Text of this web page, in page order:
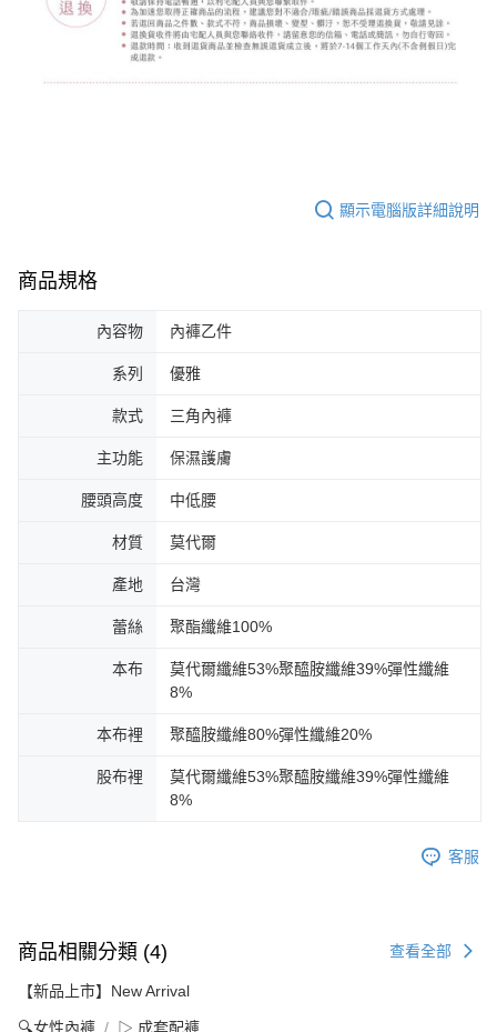
顯示電腦版詳細說明
商品規格
內容物 內褲乙件
系列 優雅
款式 三角內褲
主功能 保濕護膚
腰頭高度 中低腰
材質 莫代爾
產地 台灣
蕾絲 聚酯纖維100%
本布
莫代爾纖維53%聚醯胺纖維39%彈性纖維
8%
本布裡 聚醯胺纖維80%彈性纖維20%
股布裡
莫代爾纖維53%聚醯胺纖維39%彈性纖維
8%
客服
商品相關分類 (4) 查看全部
【新品上市】New Arrival
🔍女性內褲 ▷ 成套配褲